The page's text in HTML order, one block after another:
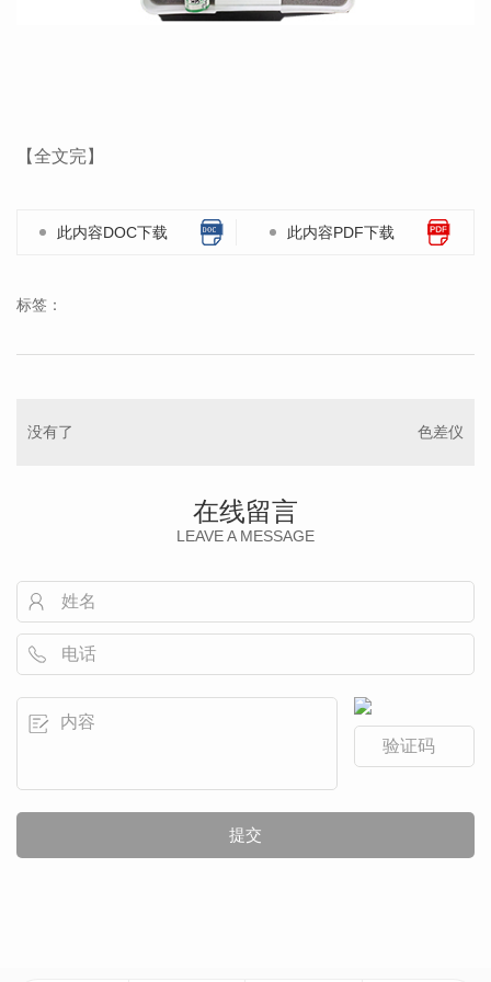
【全文完】
此内容DOC下载 此内容PDF下载
标签：
没有了 色差仪
在线留言
LEAVE A MESSAGE